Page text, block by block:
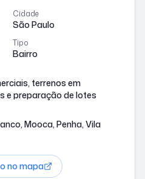
Cidade
São Paulo
Tipo
Bairro
terrenos em
e preparação de lotes
Mooca, Penha, Vila
no mapa